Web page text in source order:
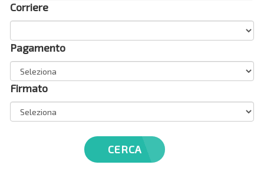
Corriere
Pagamento
Firmato
CERCA